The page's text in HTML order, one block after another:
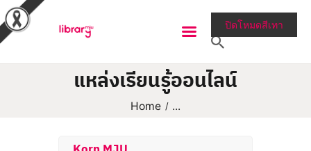
แหล่งเรียนรู้ออนไลน์
Home ...
RESEARCH TOOLS &
SERVICES & HELP
ปิดโหมดสีเทา